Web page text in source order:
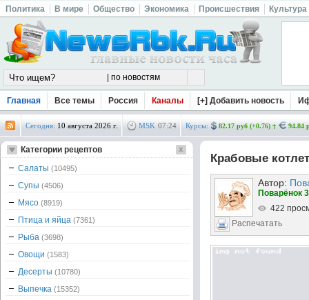
Политика В мире Общество Экономика Происшествия Культура
Главная Все темы Россия Каналы [+] Добавить новость
Сегодня: 10 августа 2026 г. MSK 07:24 Курсы: 82.17 руб (+0.76) 94.84
Крабовые
Автор:
Поварёнок
422
Распечатать
Категории рецептов
Салаты (10495)
Супы (4506)
Мясо (8919)
Птица и яйца (7361)
Рыба (3698)
Овощи (1583)
Десерты (10780)
Выпечка (15352)